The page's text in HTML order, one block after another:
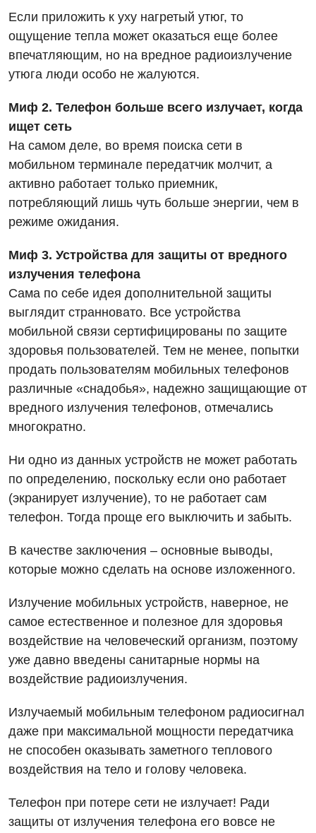
Если приложить к уху нагретый утюг, то
ощущение тепла может оказаться еще более
впечатляющим, но на вредное радиоизлучение
утюга люди особо не жалуются.
Миф 2. Телефон больше всего излучает, когда
ищет сеть
На самом деле, во время поиска сети в
мобильном терминале передатчик молчит, а
активно работает только приемник,
потребляющий лишь чуть больше энергии, чем в
режиме ожидания.
Миф 3. Устройства для защиты от вредного
излучения телефона
Сама по себе идея дополнительной защиты
выглядит странновато. Все устройства
мобильной связи сертифицированы по защите
здоровья пользователей. Тем не менее, попытки
продать пользователям мобильных телефонов
различные «снадобья», надежно защищающие от
вредного излучения телефонов, отмечались
многократно.
Ни одно из данных устройств не может работать
по определению, поскольку если оно работает
(экранирует излучение), то не работает сам
телефон. Тогда проще его выключить и забыть.
В качестве заключения – основные выводы,
которые можно сделать на основе изложенного.
Излучение мобильных устройств, наверное, не
самое естественное и полезное для здоровья
воздействие на человеческий организм, поэтому
уже давно введены санитарные нормы на
воздействие радиоизлучения.
Излучаемый мобильным телефоном радиосигнал
даже при максимальной мощности передатчика
не способен оказывать заметного теплового
воздействия на тело и голову человека.
Телефон при потере сети не излучает! Ради
защиты от излучения телефона его вовсе не